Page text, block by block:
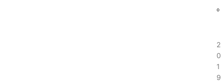
。
2
0
1
9